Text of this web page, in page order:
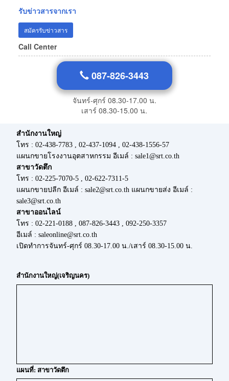
รับข่าวสารจากเรา
สมัครรับข่าวสาร
Call Center
087-826-3443
จันทร์-ศุกร์ 08.30-17.00 น.
เสาร์ 08.30-15.00 น.
สำนักงานใหญ่
โทร : 02-438-7783 , 02-437-1094 , 02-438-1556-57
แผนกขายโรงงานอุตสาหกรรม อีเมล์ : sale1@srt.co.th
สาขาวัดตึก
โทร : 02-225-7070-5 , 02-622-7311-5
แผนกขายปลีก อีเมล์ : sale2@srt.co.th แผนกขายส่ง อีเมล์ :
sale3@srt.co.th
สาขาออนไลน์
โทร : 02-221-0188 , 087-826-3443 , 092-250-3357
อีเมล์ : saleonline@srt.co.th
เปิดทำการจันทร์-ศุกร์ 08.30-17.00 น./เสาร์ 08.30-15.00 น.
สำนักงานใหญ่(เจริญนคร)
แผนที่: สาขาวัดตึก